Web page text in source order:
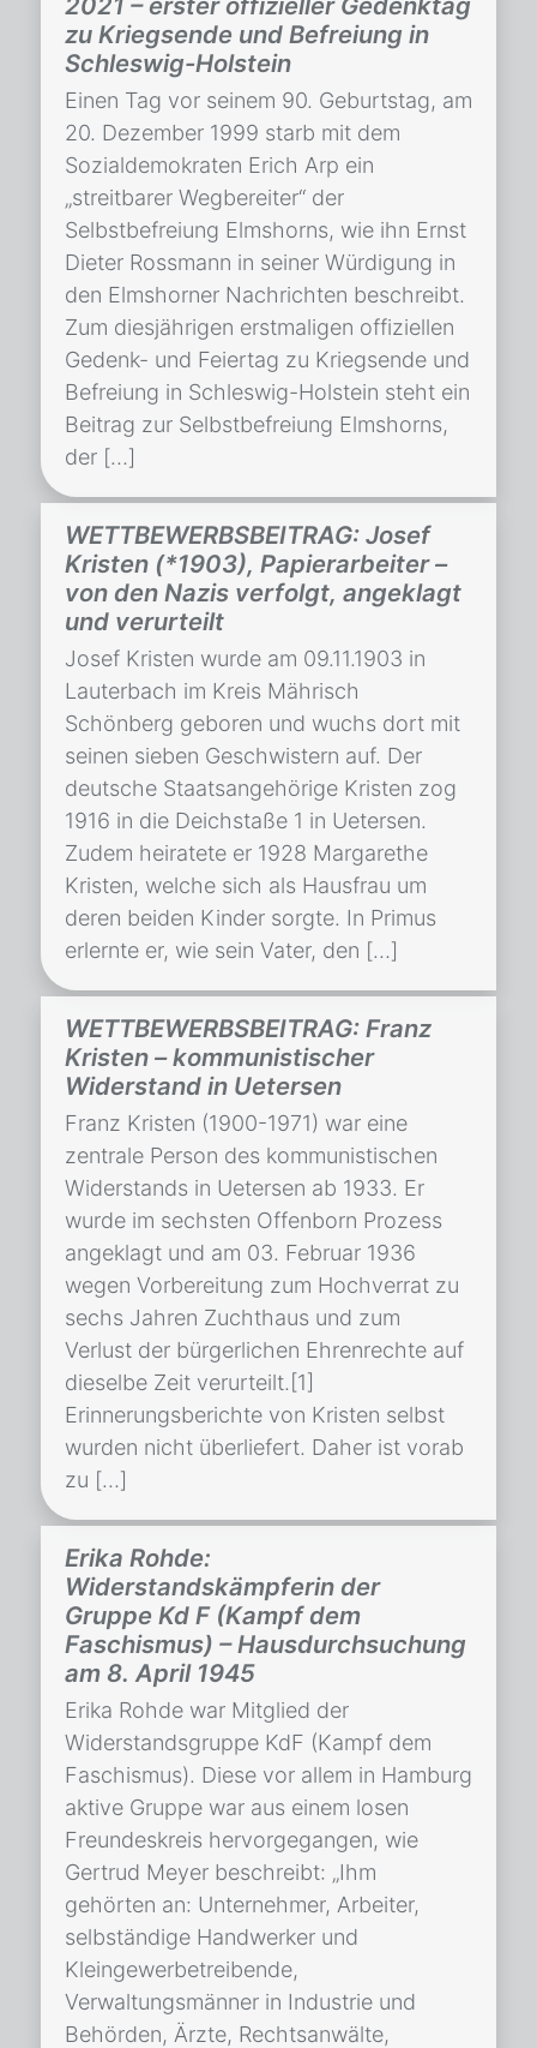
zu Kriegsende und Befreiung in
Schleswig-Holstein
Einen Tag vor seinem 90. Geburtstag, am
20. Dezember 1999 starb mit dem
Sozialdemokraten Erich Arp ein
„streitbarer Wegbereiter“ der
Selbstbefreiung Elmshorns, wie ihn Ernst
Dieter Rossmann in seiner Würdigung in
den Elmshorner Nachrichten beschreibt.
Zum diesjährigen erstmaligen offiziellen
Gedenk- und Feiertag zu Kriegsende und
Befreiung in Schleswig-Holstein steht ein
Beitrag zur Selbstbefreiung Elmshorns,
der […]
WETTBEWERBSBEITRAG: Josef
Kristen (*1903), Papierarbeiter –
von den Nazis verfolgt, angeklagt
und verurteilt
Josef Kristen wurde am 09.11.1903 in
Lauterbach im Kreis Mährisch
Schönberg geboren und wuchs dort mit
seinen sieben Geschwistern auf. Der
deutsche Staatsangehörige Kristen zog
1916 in die Deichstaße 1 in Uetersen.
Zudem heiratete er 1928 Margarethe
Kristen, welche sich als Hausfrau um
deren beiden Kinder sorgte. In Primus
erlernte er, wie sein Vater, den […]
WETTBEWERBSBEITRAG: Franz
Kristen – kommunistischer
Widerstand in Uetersen
Franz Kristen (1900-1971) war eine
zentrale Person des kommunistischen
Widerstands in Uetersen ab 1933. Er
wurde im sechsten Offenborn Prozess
angeklagt und am 03. Februar 1936
wegen Vorbereitung zum Hochverrat zu
sechs Jahren Zuchthaus und zum
Verlust der bürgerlichen Ehrenrechte auf
dieselbe Zeit verurteilt.[1]
Erinnerungsberichte von Kristen selbst
wurden nicht überliefert. Daher ist vorab
zu […]
Erika Rohde:
Widerstandskämpferin der
Gruppe Kd F (Kampf dem
Faschismus) – Hausdurchsuchung
am 8. April 1945
Erika Rohde war Mitglied der
Widerstandsgruppe KdF (Kampf dem
Faschismus). Diese vor allem in Hamburg
aktive Gruppe war aus einem losen
Freundeskreis hervorgegangen, wie
Gertrud Meyer beschreibt: „Ihm
gehörten an: Unternehmer, Arbeiter,
selbständige Handwerker und
Kleingewerbetreibende,
Verwaltungsmänner in Industrie und
Behörden, Ärzte, Rechtsanwälte,